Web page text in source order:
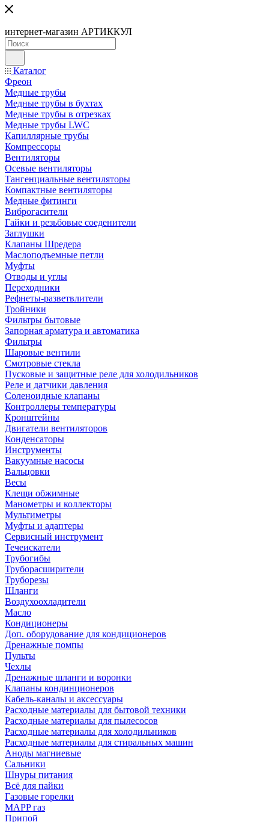
интернет-магазин АРТИККУЛ
Каталог
Фреон
Медные трубы
Медные трубы в бухтах
Медные трубы в отрезках
Медные трубы LWC
Капиллярные трубы
Компрессоры
Вентиляторы
Осевые вентиляторы
Тангенциальные вентиляторы
Компактные вентиляторы
Медные фитинги
Виброгасители
Гайки и резьбовые соеденители
Заглушки
Клапаны Шредера
Маслоподъемные петли
Муфты
Отводы и углы
Переходники
Рефнеты-разветвлители
Тройники
Фильтры бытовые
Запорная арматура и автоматика
Фильтры
Шаровые вентили
Смотровые стекла
Пусковые и защитные реле для холодильников
Реле и датчики давления
Соленоидные клапаны
Контроллеры температуры
Кронштейны
Двигатели вентиляторов
Конденсаторы
Инструменты
Вакуумные насосы
Вальцовки
Весы
Клещи обжимные
Манометры и коллекторы
Мультиметры
Муфты и адаптеры
Сервисный инструмент
Течеискатели
Трубогибы
Труборасширители
Труборезы
Шланги
Воздухоохладители
Масло
Кондиционеры
Доп. оборудование для кондиционеров
Дренажные помпы
Пульты
Чехлы
Дренажные шланги и воронки
Клапаны кондинционеров
Кабель-каналы и аксессуары
Расходные материалы для бытовой техники
Расходные материалы для пылесосов
Расходные материалы для холодильников
Расходные материалы для стиральных машин
Аноды магниевые
Сальники
Шнуры питания
Всё для пайки
Газовые горелки
MAPP газ
Припой